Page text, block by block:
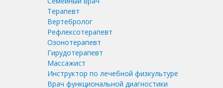
Терапевт
Вертебролог
Рефлексотерапевт
Озонотерапевт
Гирудотерапевт
Массажист
Инструктор по лечебной физкультуре
Врач функциональной диагностики